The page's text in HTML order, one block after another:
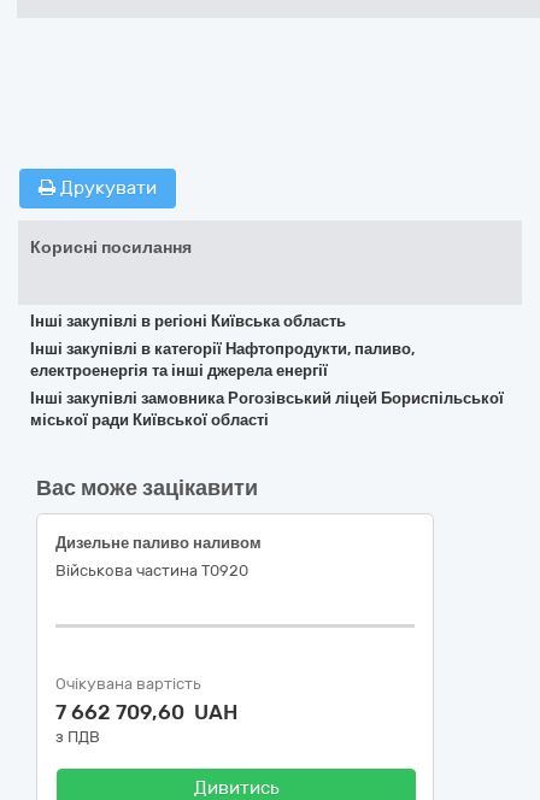
Друкувати
Корисні посилання
Інші закупівлі в регіоні Київська область
Інші закупівлі в категорії Нафтопродукти, паливо,
електроенергія та інші джерела енергії
Інші закупівлі замовника Рогозівський ліцей Бориспільської
міської ради Київської області
Вас може зацікавити
Дизельне паливо наливом
Військова частина Т0920
Очікувана вартість
7 662 709,60 UAH
з ПДВ
Дивитись